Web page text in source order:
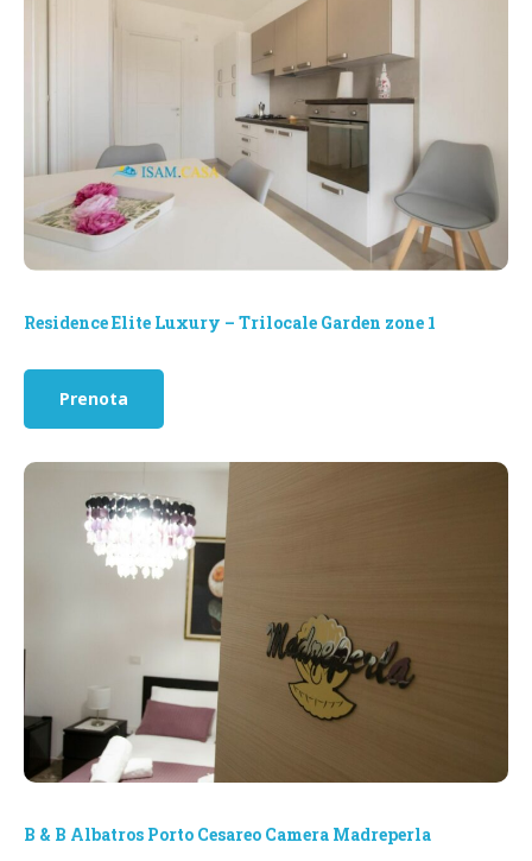
Residence Elite Luxury – Trilocale Garden zone 1
Prenota
B & B Albatros Porto Cesareo Camera Madreperla